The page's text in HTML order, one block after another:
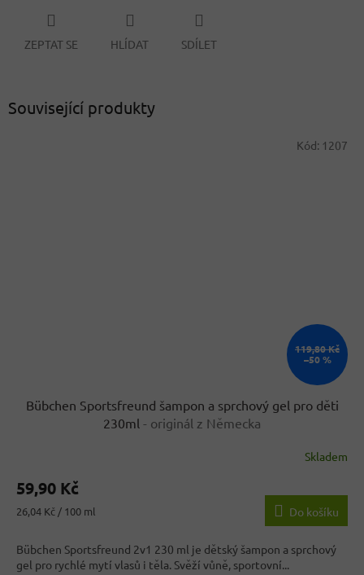
ZEPTAT SE HLÍDAT SDÍLET
Související produkty
119,80 Kč
–50 %
Bübchen Sportsfreund šampon a sprchový gel pro děti
230ml - originál z Německa
produktu
4,3
5
hvězdiček.
Skladem
59,90 Kč
Měrná
26,04 Kč / 100 ml Do košíku
Bübchen Sportsfreund 2v1 230 ml je dětský šampon a sprchový
gel pro rychlé mytí vlasů i těla. Svěží vůně, sportovní...
Kód: 1207